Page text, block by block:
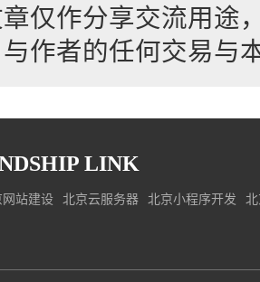
仅作分享交流用途
作者的任何交易与
LINK
网站建设 北京云服务器 北京小程序开发